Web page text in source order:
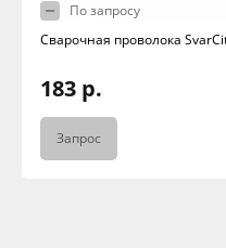
По запросу
Сварочная проволока
183 р.
Запрос